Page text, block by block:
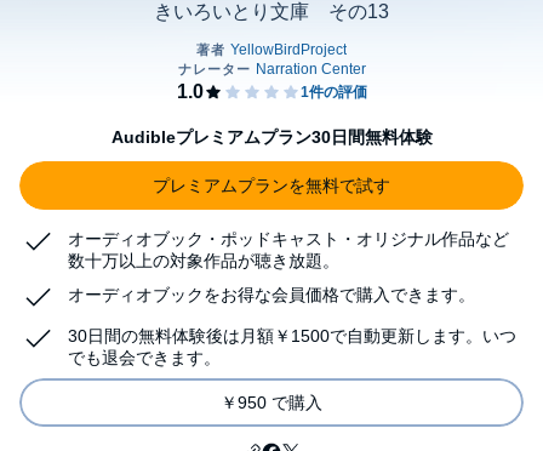
きいろいとり文庫 その13
Audibleプレミアムプラン30日間無料体験
プレミアムプランを無料で試す
オーディオブック・ポッドキャスト・オリジナル作品など
数十万以上の対象作品が聴き放題。
オーディオブックをお得な会員価格で購入できます。
30日間の無料体験後は月額￥1500で自動更新します。いつ
でも退会できます。
￥950 で購入